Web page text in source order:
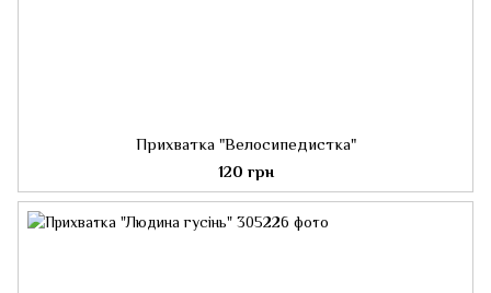
Прихватка "Велосипедистка"
120 грн